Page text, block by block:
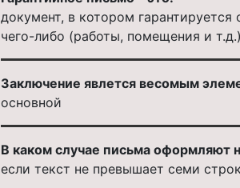
документ, в котором
чего-либо (работы, помещения и
Заключение явлется весомым
основной
В каком случае письма оформляют
если текст не превышает семи